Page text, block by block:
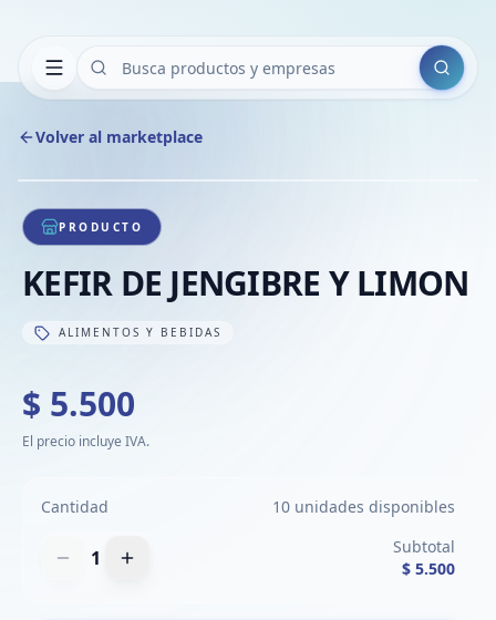
Buscar
Volver al marketplace
1/1
PRODUCTO
KEFIR DE JENGIBRE Y LIMON
ALIMENTOS Y BEBIDAS
$ 5.500
El precio incluye IVA.
Cantidad 10 unidades disponibles
1
Subtotal
$ 5.500